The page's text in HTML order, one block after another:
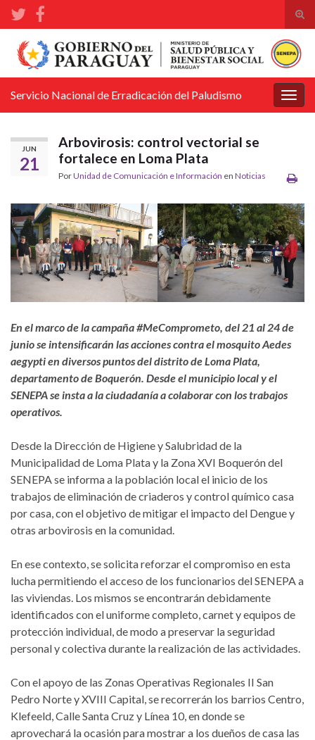
el
de
Search for:
la
Servicio Nacional de Erradicación del Paludismo
JUN
21
Arbovirosis: control vectorial se
fortalece en Loma Plata
PorUnidad de Comunicación e Información en Noticias
En el marco de la campaña #MeComprometo, del 21 al 24 de
junio se intensificarán las acciones contra el mosquito Aedes
aegypti en diversos puntos del distrito de Loma Plata,
departamento de Boquerón. Desde el municipio local y el
SENEPA se insta a la ciudadanía a colaborar con los trabajos
operativos.
Desde la Dirección de Higiene y Salubridad de la
Municipalidad de Loma Plata y la Zona XVI Boquerón del
SENEPA se informa a la población local el inicio de los
trabajos de eliminación de criaderos y control químico casa
por casa, con el objetivo de mitigar el impacto del Dengue y
otras arbovirosis en la comunidad.
En ese contexto, se solicita reforzar el compromiso en esta
lucha permitiendo el acceso de los funcionarios del SENEPA a
las viviendas. Los mismos se encontrarán debidamente
identificados con el uniforme completo, carnet y equipos de
protección individual, de modo a preservar la seguridad
personal y colectiva durante la realización de las actividades.
Con el apoyo de las Zonas Operativas Regionales II San
Pedro Norte y XVIII Capital, se recorrerán los barrios Centro,
Klefeeld, Calle Santa Cruz y Línea 10, en donde se
aprovechará la ocasión para mostrar a los dueños de casa las